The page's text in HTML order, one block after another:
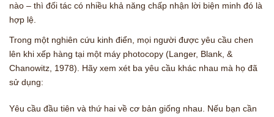
nào – thì đối tác có nhiều khả năng chấp nhận lời biện minh đó là
hợp lệ.
Trong một nghiên cứu kinh điển, mọi người được yêu cầu chen
lên khi xếp hàng tại một máy photocopy (Langer, Blank, &
Chanowitz, 1978). Hãy xem xét ba yêu cầu khác nhau mà họ đã
sử dụng:
Yêu cầu đầu tiên và thứ hai về cơ bản giống nhau. Nếu bạn cần